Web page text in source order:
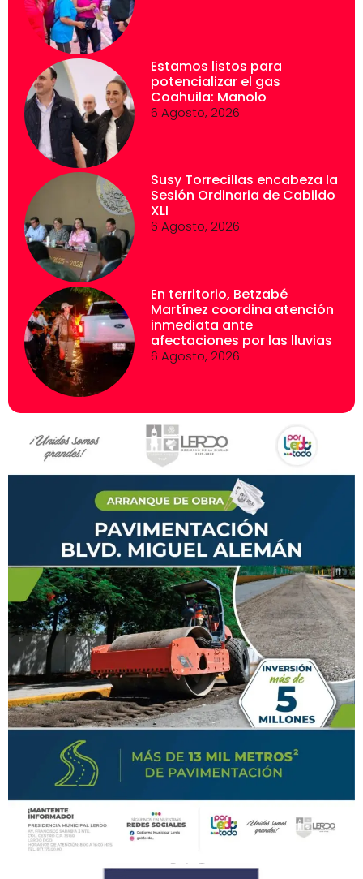
Estamos listos para
potencializar el gas
Coahuila: Manolo
6 Agosto, 2026
Susy Torrecillas encabeza la
Sesión Ordinaria de Cabildo
XLI
6 Agosto, 2026
En territorio, Betzabé
Martínez coordina atención
inmediata ante
afectaciones por las lluvias
6 Agosto, 2026